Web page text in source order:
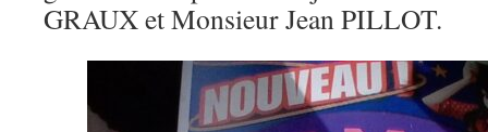
GRAUX et Monsieur Jean PILLOT.